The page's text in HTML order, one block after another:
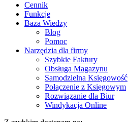
Cennik
Funkcje
Baza Wiedzy
Blog
Pomoc
Narzędzia dla firmy
Szybkie Faktury
Obsługa Magazynu
Samodzielna Księgowość
Połączenie z Księgowym
Rozwiązanie dla Biur
Windykacja Online